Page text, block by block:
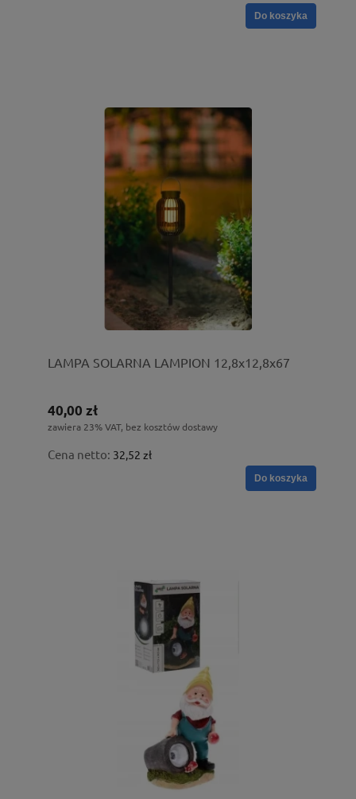
Do koszyka
LAMPA SOLARNA LAMPION 12,8x12,8x67
40,00 zł
zawiera 23% VAT, bez kosztów dostawy
Cena netto: 32,52 zł
Do koszyka